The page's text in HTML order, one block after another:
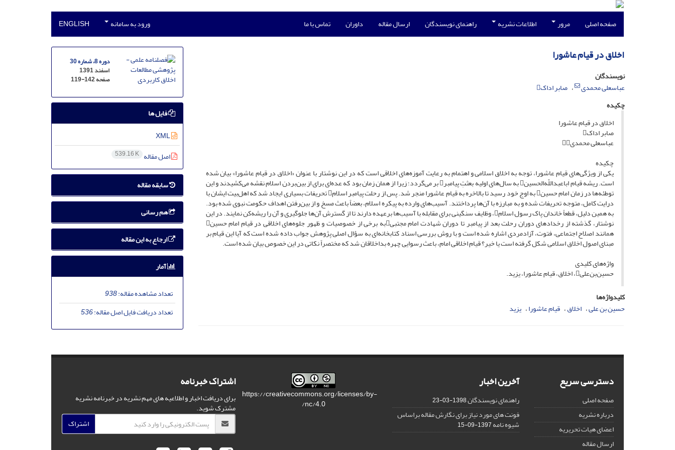
صفحه اصلی مرور اطلاعات نشریه راهنمای نویسندگان ارسال مقاله داوران تماس با ما ورود به سامانه ENGLISH
اخلاق در قیام عاشورا
نویسندگان
عباسعلی محمدی
صابر اداک
چکیده
اخلاق در قیام عاشورا
صابر اداک
عباسعلی محمدی
چکیده
یکی از ویژگی‌های قیام عاشورا، توجه به اخلاق اسلامی و اهتمام به رعایت آموزه‌های اخلاقی است که در این نوشتار با عنوان «اخلاق در قیام عاشورا» بیان شده
است. ریشه قیام اباعبداللّه‌الحسین به سال‌های اولیه بعثتِ پیامبر بر می‌گردد؛ زیرا از همان زمان بود که عده‌ای برای از بین‌بردن اسلام نقشه می‌کشیدند و این
توطئه‌ها در زمان امام حسین به اوج خود رسید تا بالاخره به قیام عاشورا منجر شد. پس از رحلت پیامبر اسلام تحریفات بسیاری ایجاد شد که اهل‌بیت ایشان با
درایت کامل، متوجه تحریفات شده و به مبارزه با آن‌ها پرداختند. آسیب‌های وارده به پیکره اسلام، بعضاً باعث مسخ و از بین‌رفتن اهداف حکومت نبوی شده بود.
به همین دلیل، قطعاً خاندان پاک رسول اسلام، وظایف سنگینی برای مقابله با آسیب‌ها برعهده دارند تا از گسترش آن‌ها جلوگیری و آن را ریشه‌کن نمایند. در این
نوشتار، گذشته از رخدادهای دوران رحلت بعد از پیامبر تا دوران شهادت امام مجتبیبه برخی از خصوصیات و ظهور جلوه‌های اخلاقی در قیام امام حسین
همانند اصلاح اجتماعی، فتوت، آزادمردی اشاره شده است و با روش بررسی اسناد کتابخانه‌ای به سؤال اصلی پژوهش جواب داده شده است که آیا این قیام بر
مبنای اصول اخلاق اسلامی شکل گرفته است یا خیر؟ قیام اخلاقی امام، باعث رسوایی چهره بداخلاقان شد که مختصراً نکاتی در این خصوص بیان شده است.
واژه‌های کلیدی
حسین‌بن‌علی، اخلاق، قیام عاشورا، یزید.
کلیدواژه‌ها
حسین بن علی اخلاق قیام عاشورا یزید
دوره 8، شماره 30
اسفند 1391
صفحه119-142
فایل ها
XML
اصل مقاله 539.16 K
سابقه مقاله
هم رسانی
ارجاع به این مقاله
آمار
تعداد مشاهده مقاله:938
تعداد دریافت فایل اصل مقاله:536
دسترسی سریع
صفحه اصلی
درباره نشریه
اعضای هیات تحریریه
ارسال مقاله
آخرین اخبار
راهنمای نویسندگان1398-03-23
فونت های مورد نیاز برای نگارش مقاله براساس
شیوه نامه1397-09-15
https://creativecommons.org/licenses/by-
nc/4.0/
اشتراک خبرنامه
برای دریافت اخبار و اطلاعیه های مهم نشریه در خبرنامه نشریه
مشترک شوید.
اشتراک